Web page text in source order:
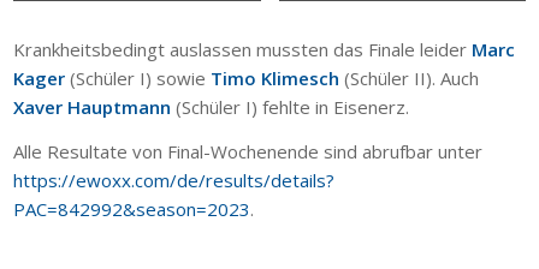
Krankheitsbedingt auslassen mussten das Finale leider Marc
Kager (Schüler I) sowie Timo Klimesch (Schüler II). Auch
Xaver Hauptmann (Schüler I) fehlte in Eisenerz.
Alle Resultate von Final-Wochenende sind abrufbar unter
https://ewoxx.com/de/results/details?
PAC=842992&season=2023.